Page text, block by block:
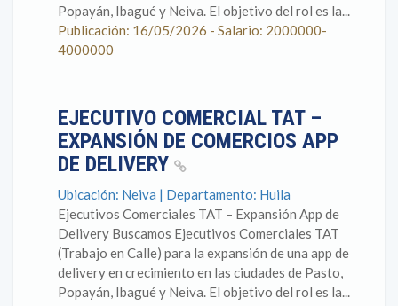
Popayán, Ibagué y Neiva. El objetivo del rol es la...
Publicación: 16/05/2026 - Salario: 2000000-
4000000
EJECUTIVO COMERCIAL TAT –
EXPANSIÓN DE COMERCIOS APP
DE DELIVERY
Ubicación: Neiva | Departamento: Huila
Ejecutivos Comerciales TAT – Expansión App de
Delivery Buscamos Ejecutivos Comerciales TAT
(Trabajo en Calle) para la expansión de una app de
delivery en crecimiento en las ciudades de Pasto,
Popayán, Ibagué y Neiva. El objetivo del rol es la...